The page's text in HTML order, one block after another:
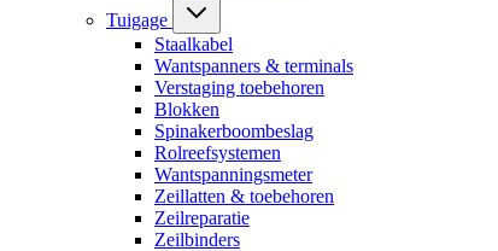
Tuigage
Staalkabel
Wantspanners & terminals
Verstaging toebehoren
Blokken
Spinakerboombeslag
Rolreefsystemen
Wantspanningsmeter
Zeillatten & toebehoren
Zeilreparatie
Zeilbinders